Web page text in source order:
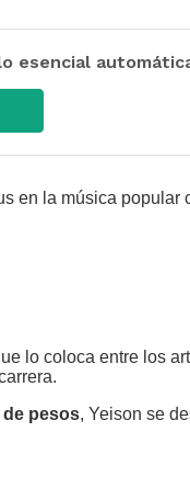
lo esencial
en la música
lo coloca entre los
de pesos, Yeison se